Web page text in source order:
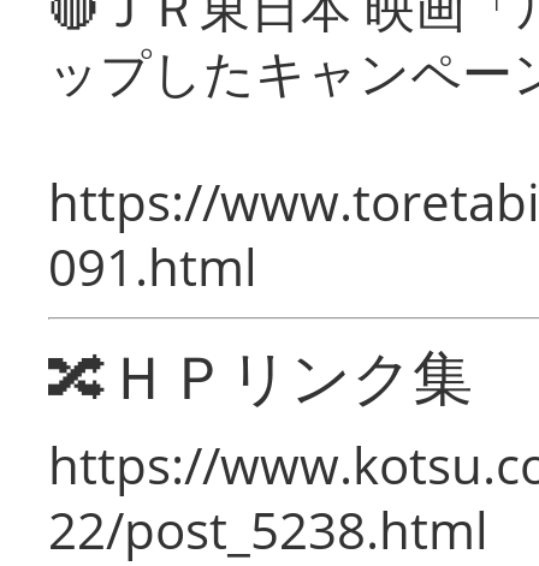
ップしたキャンペー
https://
091.html
🔀ＨＰリンク集
https://
22/post_5238.html